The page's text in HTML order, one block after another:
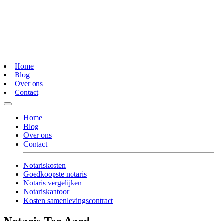
Home
Blog
Over ons
Contact
Home
Blog
Over ons
Contact
Notariskosten
Goedkoopste notaris
Notaris vergelijken
Notariskantoor
Kosten samenlevingscontract